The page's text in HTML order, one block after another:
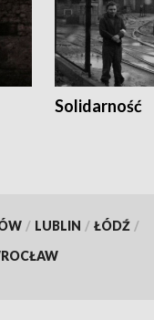
Solidarność
/ LUBLIN / ŁÓDŹ /